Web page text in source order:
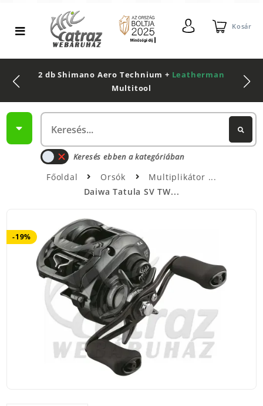
Kosár
2 db Shimano Aero Technium + Leatherman
Multitool
Keresés ebben a kategóriában
Főoldal Orsók
Multiplikátor
Daiwa Tatula SV TW...
-19%